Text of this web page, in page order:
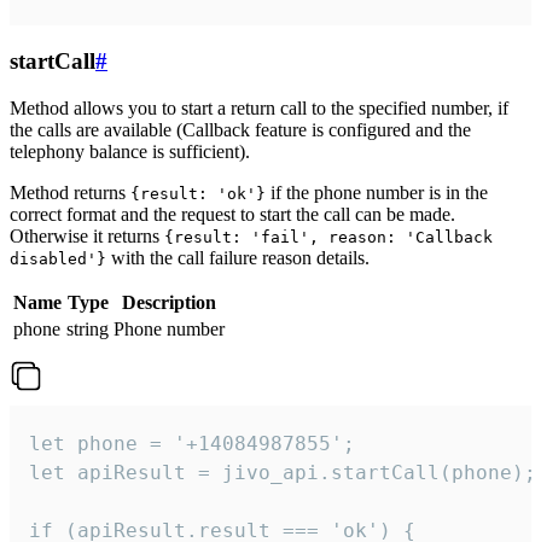
startCall#
Method allows you to start a return call to the specified number, if
the calls are available (Callback feature is configured and the
telephony balance is sufficient).
Method returns {result: 'ok'} if the phone number is in the
correct format and the request to start the call can be made.
Otherwise it returns {result: 'fail', reason: 'Callback
disabled'} with the call failure reason details.
Name Type
Description
phone string Phone number
let phone = '+14084987855';
let apiResult = jivo_api.startCall(phone);
if (apiResult.result === 'ok') {